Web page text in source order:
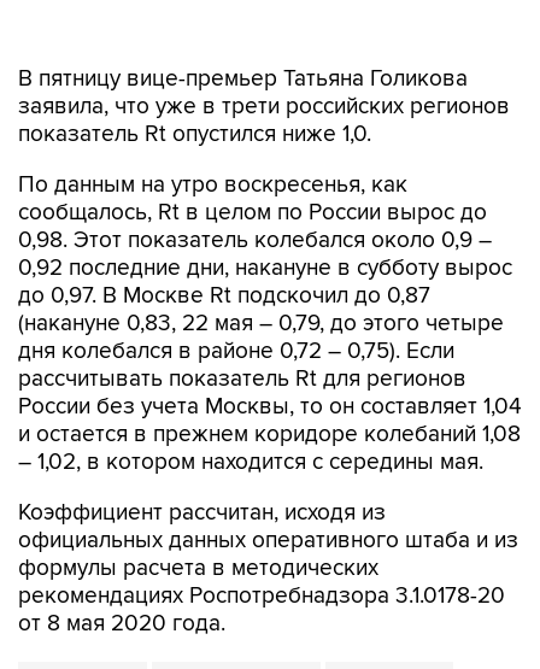
показатель Rt опустился ниже 1,0.
По данным на утро воскресенья, как
0,98. Этот показатель колебался около 0,9 –
0,92 последние дни, накануне в субботу вырос
до 0,97. В Москве Rt подскочил до 0,87
(накануне 0,83, 22 мая – 0,79, до этого четыре
дня колебался в районе 0,72 – 0,75). Если
рассчитывать показатель Rt для регионов
России без учета Москвы, то он составляет 1,04
и остается в прежнем коридоре колебаний 1,08
– 1,02, в котором находится с середины мая.
Коэффициент рассчитан, исходя из
формулы расчета в методических
рекомендациях Роспотребнадзора 3.1.0178-20
от 8 мая 2020 года.
Анна Попова Роспотребнадзор